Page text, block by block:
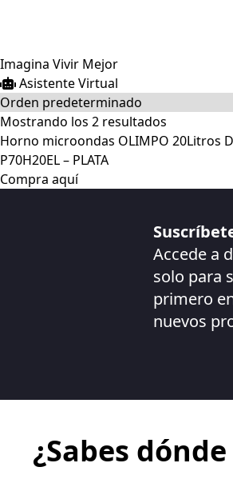
Imagina Vivir Mejor
Asistente Virtual
Mostrando los 2 resultados
Horno microondas OLIMPO 20Litros
P70H20EL – PLATA
Compra aquí
Accede a
solo para
primero
nuevos
¿Sabes